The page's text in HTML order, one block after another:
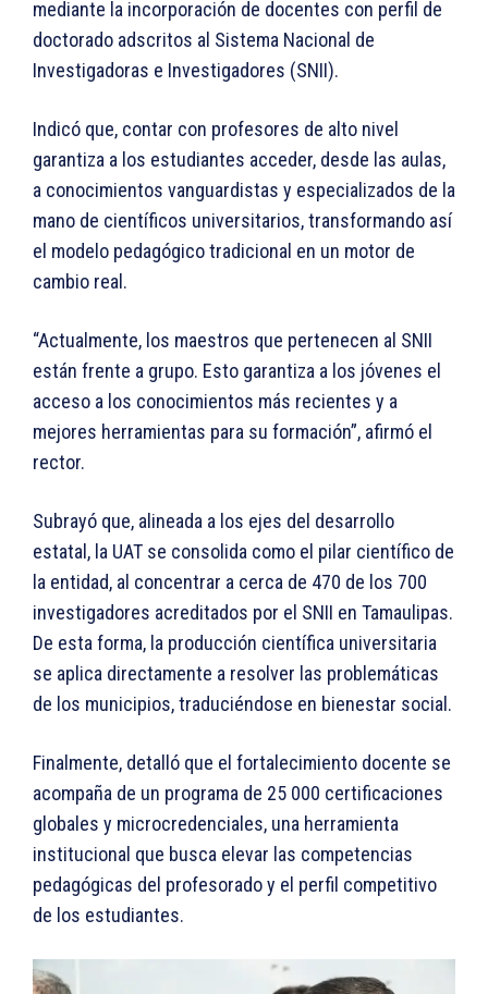
mediante la incorporación de docentes con perfil de
doctorado adscritos al Sistema Nacional de
Investigadoras e Investigadores (SNII).
Indicó que, contar con profesores de alto nivel
garantiza a los estudiantes acceder, desde las aulas,
a conocimientos vanguardistas y especializados de la
mano de científicos universitarios, transformando así
el modelo pedagógico tradicional en un motor de
cambio real.
“Actualmente, los maestros que pertenecen al SNII
están frente a grupo. Esto garantiza a los jóvenes el
acceso a los conocimientos más recientes y a
mejores herramientas para su formación”, afirmó el
rector.
Subrayó que, alineada a los ejes del desarrollo
estatal, la UAT se consolida como el pilar científico de
la entidad, al concentrar a cerca de 470 de los 700
investigadores acreditados por el SNII en Tamaulipas.
De esta forma, la producción científica universitaria
se aplica directamente a resolver las problemáticas
de los municipios, traduciéndose en bienestar social.
Finalmente, detalló que el fortalecimiento docente se
acompaña de un programa de 25 000 certificaciones
globales y microcredenciales, una herramienta
institucional que busca elevar las competencias
pedagógicas del profesorado y el perfil competitivo
de los estudiantes.